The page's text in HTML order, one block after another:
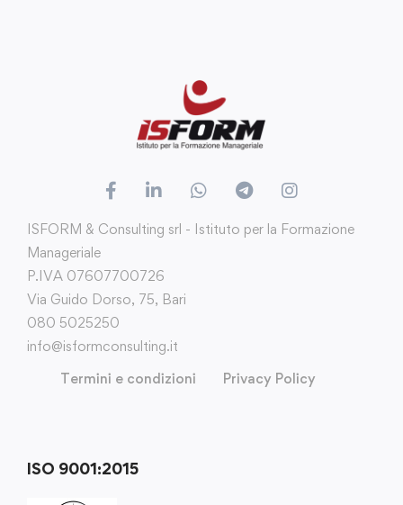
ISFORM & Consulting srl - Istituto per la Formazione
Manageriale
P.IVA 07607700726
Via Guido Dorso, 75, Bari
080 5025250
info@isformconsulting.it
Termini e condizioni
Privacy Policy
ISO 9001:2015